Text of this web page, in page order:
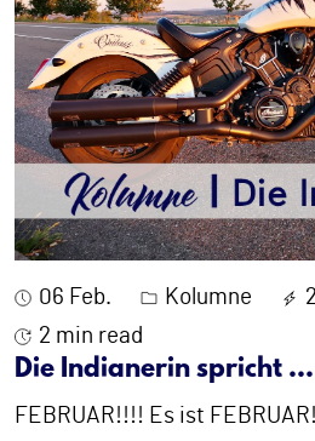
06 Feb. Kolumne
2 min read
Die Indianerin spricht ...
FEBRUAR!!!! Es ist